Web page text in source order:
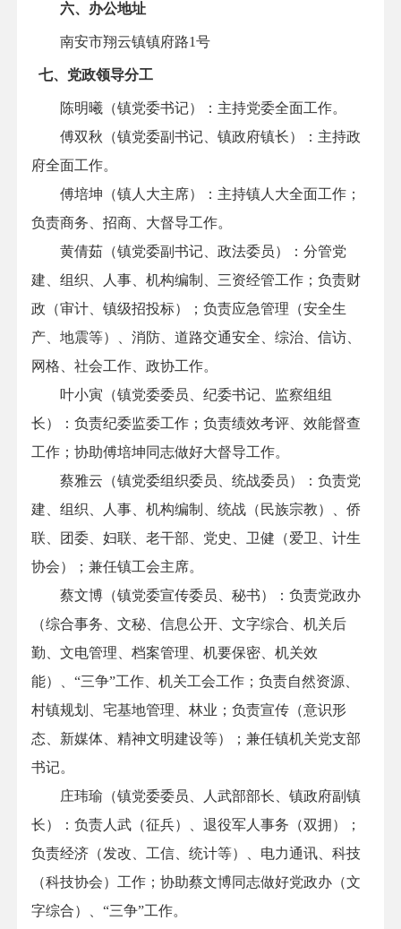
六、办公地址
南安市翔云镇镇府路1号
七、党政领导分工
陈明曦 （镇党委书记）：主持党委全面工作。
傅双秋（镇党委副书记、 镇政府镇长）：主持政
府全面工作。
傅培坤 （镇人大主席）： 主持镇人大全面工作；
负责商务、招商、大督导工作。
黄倩茹 （镇党委副书记、政法委员）： 分管党
建、组织、人事、机构编制、三资经管工作；负责财
政（审计、镇级招投标）；负责应急管理（安全生
产、地震等）、消防、道路交通安全、综治、信访、
网格、社会工作、政协工作。
叶小寅 （镇党委委员、纪委书记、监察组组
长）： 负责纪委监委工作；负责绩效考评、效能督查
工作；协助傅培坤同志做好大督导工作。
蔡雅云（镇党委组织委员、统战委员）： 负责党
建、组织、人事、机构编制、统战（民族宗教）、侨
联、团委、妇联、老干部、党史、卫健（爱卫、计生
协会）；兼任镇工会主席。
蔡文博（镇党委宣传委员、 秘书）： 负责党政办
（综合事务、文秘、信息公开、文字综合、机关后
勤、文电管理、档案管理、机要保密、机关效
能）、 “三争”工作、机关工会工作；负责自然资源、
村镇规划、宅基地管理、林业； 负责宣传（意识形
态、新媒体、精神文明建设等）； 兼任镇机关党支部
书记。
庄玮瑜（镇党委委员、人武部部长、 镇政府副镇
长）： 负责人武（征兵）、退役军人事务（双拥）；
负责经济（发改、工信、统计等）、电力通讯、科技
（科技协会）工作；协助蔡文博同志做好党政办（文
字综合）、 “三争”工作。